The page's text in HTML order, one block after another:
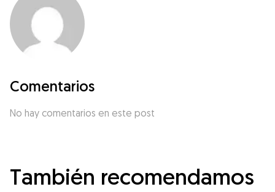
Comentarios
No hay comentarios en este post
También recomendamos